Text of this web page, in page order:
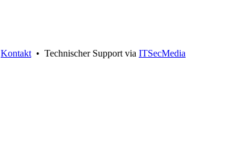
Kontakt • Technischer Support via ITSecMedia